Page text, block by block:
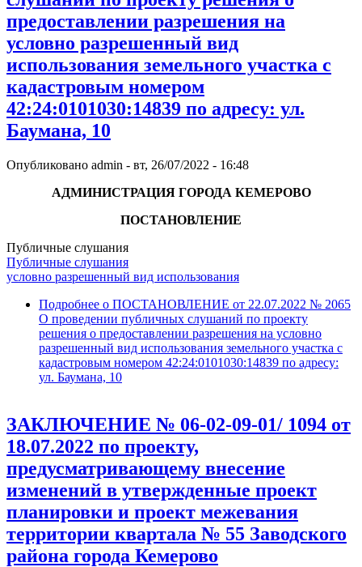
предоставлении разрешения на
условно разрешенный вид
использования земельного участка с
кадастровым номером
42:24:0101030:14839 по адресу: ул.
Баумана, 10
Опубликовано admin - вт, 26/07/2022 - 16:48
АДМИНИСТРАЦИЯ ГОРОДА КЕМЕРОВО
ПОСТАНОВЛЕНИЕ
Публичные слушания
Публичные слушания
условно разрешенный вид использования
Подробнее о ПОСТАНОВЛЕНИЕ от 22.07.2022 № 2065
О проведении публичных слушаний по проекту
решения о предоставлении разрешения на условно
разрешенный вид использования земельного участка с
кадастровым номером 42:24:0101030:14839 по адресу:
ул. Баумана, 10
ЗАКЛЮЧЕНИЕ № 06-02-09-01/ 1094 от
18.07.2022 по проекту,
предусматривающему внесение
изменений в утвержденные проект
планировки и проект межевания
территории квартала № 55 Заводского
района города Кемерово